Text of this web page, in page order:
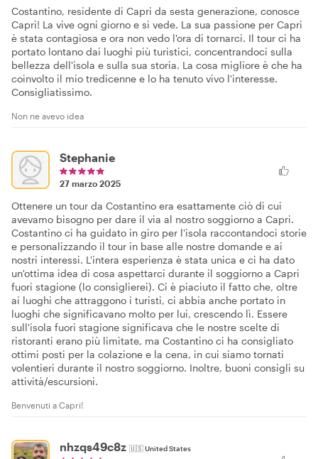
Costantino, residente di Capri da sesta generazione, conosce
Capri! La vive ogni giorno e si vede. La sua passione per Capri
è stata contagiosa e ora non vedo l'ora di tornarci. Il tour ci ha
portato lontano dai luoghi più turistici, concentrandoci sulla
bellezza dell'isola e sulla sua storia. La cosa migliore è che ha
coinvolto il mio tredicenne e lo ha tenuto vivo l'interesse.
Consigliatissimo.
Non ne avevo idea
Stephanie
27 marzo 2025
Ottenere un tour da Costantino era esattamente ciò di cui
avevamo bisogno per dare il via al nostro soggiorno a Capri.
Costantino ci ha guidato in giro per l'isola raccontandoci storie
e personalizzando il tour in base alle nostre domande e ai
nostri interessi. L'intera esperienza è stata unica e ci ha dato
un'ottima idea di cosa aspettarci durante il soggiorno a Capri
fuori stagione (lo consiglierei). Ci è piaciuto il fatto che, oltre
ai luoghi che attraggono i turisti, ci abbia anche portato in
luoghi che significavano molto per lui, crescendo lì. Essere
sull'isola fuori stagione significava che le nostre scelte di
ristoranti erano più limitate, ma Costantino ci ha consigliato
ottimi posti per la colazione e la cena, in cui siamo tornati
volentieri durante il nostro soggiorno. Inoltre, buoni consigli su
attività/escursioni.
Benvenuti a Capri!
nhzqs49c8z 🇺🇸United States